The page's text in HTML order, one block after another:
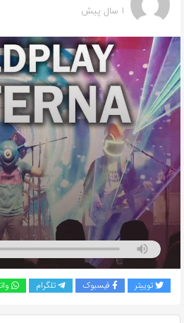
صفحه
را
با
دوستان
خود
به
اشتراک
بگذارید.
کپی
لینک
1 سال پیش
توییتر فیسبوک تلگرام